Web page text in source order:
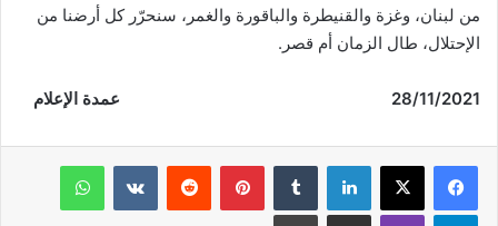
من لبنان، وغزة والقنيطرة والباقورة والغمر، سنحرّر كل أرضنا من
الإحتلال، طال الزمان أم قصر.
28/11/2021 عمدة الإعلام
فيسبوك لينكدإن بينتيريست